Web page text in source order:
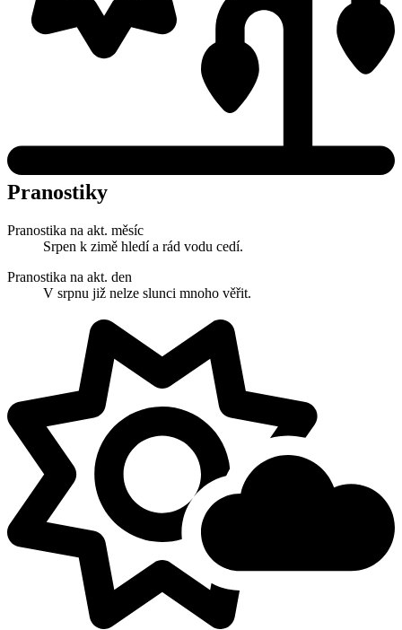
Pranostiky
Pranostika na akt. měsíc
Srpen k zimě hledí a rád vodu cedí.
Pranostika na akt. den
V srpnu již nelze slunci mnoho věřit.